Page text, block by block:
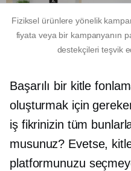
Fiziksel ürünlere yönelik
fiyata veya bir kampanyanın
destekçileri teşvik
Başarılı bir kitle
oluşturmak için
iş fikrinizin tüm
musunuz? Evetse,
platformunuzu